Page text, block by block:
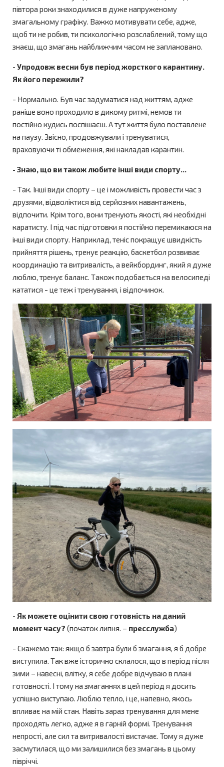
півтора роки знаходилися в дуже напруженому
змагальному графіку. Важко мотивувати себе, адже,
щоб ти не робив, ти психологічно розслаблений, тому що
знаєш, що змагань найближчим часом не заплановано.
- Упродовж весни був період жорсткого карантину.
Як його пережили?
- Нормально. Був час задуматися над життям, адже
раніше воно проходило в дикому ритмі, немов ти
постійно кудись поспішаєш. А тут життя було поставлене
на паузу. Звісно, продовжували і тренуватися,
враховуючи ті обмеження, які накладав карантин.
- Знаю, що ви також любите інші види спорту...
- Так. Інші види спорту – це і можливість провести час з
друзями, відволіктися від серйозних навантажень,
відпочити. Крім того, вони тренують якості, які необхідні
каратисту. І під час підготовки я постійно перемикаюся на
інші види спорту. Наприклад, теніс покращує швидкість
прийняття рішень, тренує реакцію, баскетбол розвиває
координацію та витривалість, а вейкбординг, який я дуже
люблю, тренує баланс. Також подобається на велосипеді
кататися - це теж і тренування, і відпочинок.
- Як можете оцінити свою готовність на даний
момент часу? (початок липня. – пресслужба)
- Скажемо так: якщо б завтра були б змагання, я б добре
виступила. Так вже історично склалося, що в період після
зими – навесні, влітку, я себе добре відчуваю в плані
готовності. І тому на змаганнях в цей період я досить
успішно виступаю. Люблю тепло, і це, напевно, якось
впливає на мій стан. Навіть зараз тренування для мене
проходять легко, адже я в гарній формі. Тренування
непрості, але сил та витривалості вистачає. Тому я дуже
засмутилася, що ми залишилися без змагань в цьому
півріччі.